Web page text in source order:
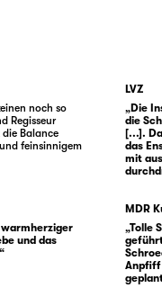
noch so
Regisseur
die Balance
feinsinnigem
warmherziger
und das
LVZ
„Die
die
[...].
das
mit
MDR
„Tolle
Anpfiff